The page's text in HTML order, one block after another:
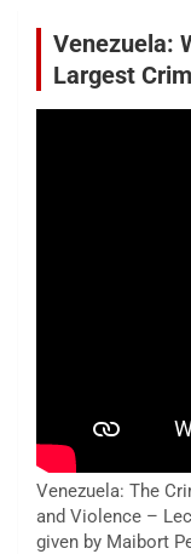
Venezuela:
Largest
Venezuela: The
and Violence –
given by Maibort